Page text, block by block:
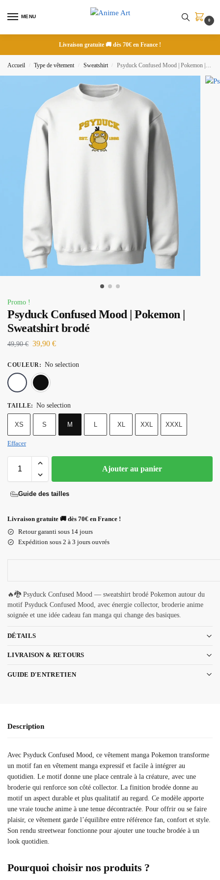
MENU
0
Livraison gratuite 🚚 dès 70€ en France !
Accueil / Type de vêtement / Sweatshirt / Psyduck Confused Mood | Pokemon | Sweatshirt brodé
Promo !
Psyduck Confused Mood | Pokemon |
Sweatshirt brodé
49,90€ 39,90 €
COULEUR : No selection
TAILLE: No selection
XS S M L XL XXL XXXL
Effacer
Ajouter au panier
Guide des tailles
Livraison gratuite 🚚 dès 70€ en France !
Retour garanti sous 14 jours
Expédition sous 2 à 3 jours ouvrés
🔥🐉 Psyduck Confused Mood — sweatshirt brodé Pokemon autour du
motif Psyduck Confused Mood, avec énergie collector, broderie anime
soignée et une idée cadeau fan manga qui change des basiques.
DÉTAILS
LIVRAISON & RETOURS
GUIDE D'ENTRETIEN
Description
Avec Psyduck Confused Mood, ce vêtement manga Pokemon transforme
un motif fan en vêtement manga expressif et facile à intégrer au
quotidien. Le motif donne une place centrale à la créature, avec une
broderie qui renforce son côté collector. La finition brodée donne au
motif un aspect durable et plus qualitatif au regard. Ce modèle apporte
une vraie touche anime à une tenue décontractée. Pour offrir ou se faire
plaisir, ce vêtement garde l’équilibre entre référence fan, confort et style.
Son rendu streetwear fonctionne pour ajouter une touche brodée à un
look quotidien.
Pourquoi choisir nos produits ?